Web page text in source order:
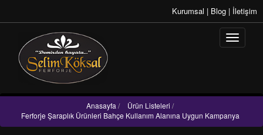
Kurumsal | Blog | İletişim
Anasayfa / Ürün Listeleri /
Ferforje Şaraplık Ürünleri Bahçe Kullanım Alanına Uygun Kampanya